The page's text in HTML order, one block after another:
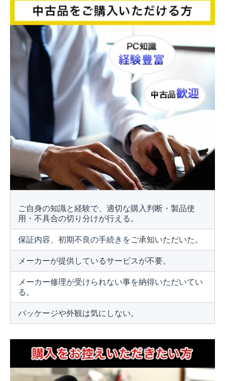
ご自身の知識と経験で、適切な購入判断・製品使
用・不具合の切り分けが行える。
保証内容、初期不良の手続きをご承知いただいた。
メーカーが提供しているサービスが不要。
メーカー修理が受けられない事を納得いただいてい
る。
パッケージや外観は気にしない。